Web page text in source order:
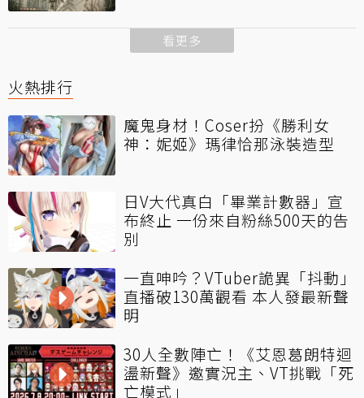
看更多
火熱排行
魔鬼身材！Coser扮《勝利女
神：妮姬》瑪律恰那泳裝造型
日V大代真白「畢業計數器」宣
布終止 一份來自粉絲500天的告
別
一直呻吟？VTuber詭異「抖動」
直播破130萬觀看 本人發最新聲
明
30人全數陣亡！《艾恩葛朗特迴
盪新聲》邀實況主、VT挑戰「死
亡模式」